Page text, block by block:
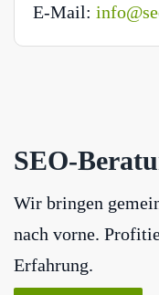
E-Mail:
SEO-
Wir bringen
nach vorne.
Erfahrung.